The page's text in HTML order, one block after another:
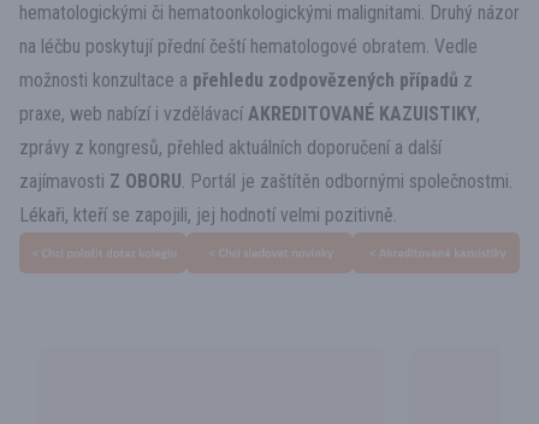
hematologickými či hematoonkologickými malignitami. Druhý názor
na léčbu poskytují přední čeští hematologové obratem. Vedle
možnosti konzultace a přehledu zodpovězených případů z
praxe, web nabízí i vzdělávací AKREDITOVANÉ KAZUISTIKY,
zprávy z kongresů, přehled aktuálních doporučení a další
zajímavosti Z OBORU. Portál je zaštítěn odbornými společnostmi.
Lékaři, kteří se zapojili, jej hodnotí velmi pozitivně.